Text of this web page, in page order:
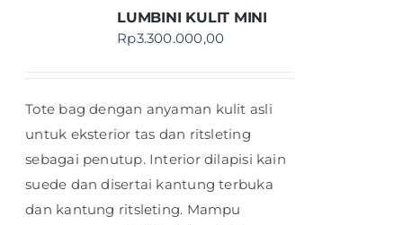
LUMBINI KULIT MINI
Rp3.300.000,00
Tote bag dengan anyaman kulit asli
untuk eksterior tas dan ritsleting
sebagai penutup. Interior dilapisi kain
suede dan disertai kantung terbuka
dan kantung ritsleting. Mampu